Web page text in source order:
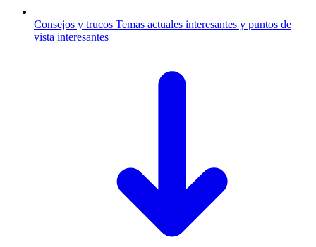
Consejos y trucos Temas actuales interesantes y puntos de
vista interesantes